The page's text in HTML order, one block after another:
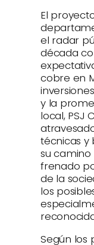
El
el radar
década
cobre en
y la
local, PSJ
técnicas y
su
frenado
de la
los
Según los